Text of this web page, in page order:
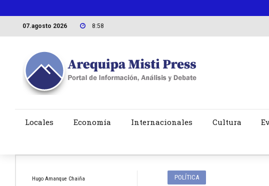
07.agosto 2026 8:58
Locales Economía Internacionales Cultura
Hugo Amanque Chaiña POLÍTICA